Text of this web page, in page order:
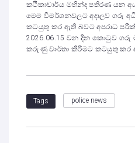
කථිකාචාර්ය මහින්ද පතිරණ යන
මෙම විමර්ශනවලට අදාලව ගරු
කටයුතු කර ඇති බවට අපරාධ
2026.06.15 වන දින කොටුව ගරු
කරුණු වාර්තා කිරීමට කටයුතු කර
Tags police news